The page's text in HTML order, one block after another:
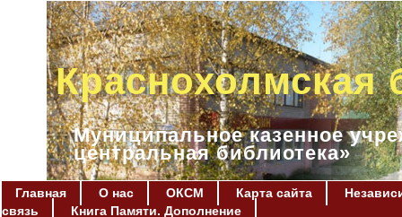
Краснохолмская
Муниципальное казенное
центральная библиотека»
Главная О нас ОКСМ Карта сайта
связь
Книга Памяти. Дополнение